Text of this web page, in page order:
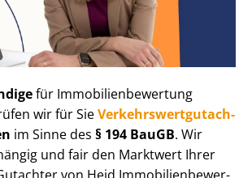
für Im­mo­bi­li­en­be­wer­tung
wir für SieVer­kehrs­wert­gut­ach­
im Sinne des § 194 BauGB. Wir
und fair den Marktwert Ihrer